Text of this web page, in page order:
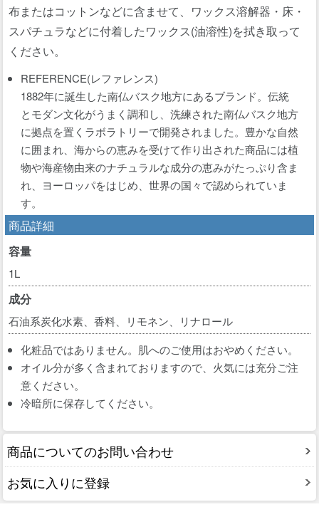
布またはコットンなどに含ませて、ワックス溶解器・床・
スパチュラなどに付着したワックス(油溶性)を拭き取って
ください。
REFERENCE(レファレンス)
1882年に誕生した南仏バスク地方にあるブランド。伝統
とモダン文化がうまく調和し、洗練された南仏バスク地方
に拠点を置くラボラトリーで開発されました。豊かな自然
に囲まれ、海からの恵みを受けて作り出された商品には植
物や海産物由来のナチュラルな成分の恵みがたっぷり含ま
れ、ヨーロッパをはじめ、世界の国々で認められていま
す。
商品詳細
容量
1L
成分
石油系炭化水素、香料、リモネン、リナロール
化粧品ではありません。肌へのご使用はおやめください。
オイル分が多く含まれておりますので、火気には充分ご注
意ください。
冷暗所に保存してください。
商品についてのお問い合わせ
お気に入りに登録